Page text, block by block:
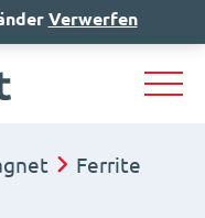
EN DE
Ferrite
Verwerfen